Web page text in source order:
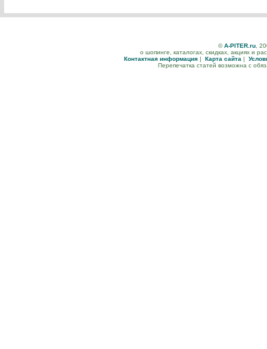
©A-PITER.ru,
о шопинге, каталогах, скидках, акциях и
Контактная информация | Карта сайта |
Перепечатка статей возможна с